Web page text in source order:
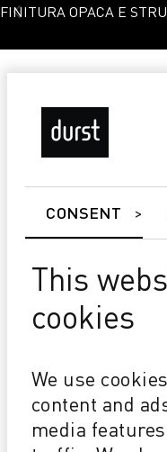
CONSENT
This
cookies
We use
content and
media
FINITURA OPACA E
Alpha
8 colori con ottima
sfregamento
Inchiostri base
stampe